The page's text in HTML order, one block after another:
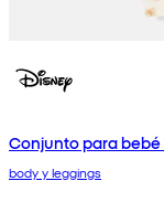
Conjunto para bebé
body y leggings